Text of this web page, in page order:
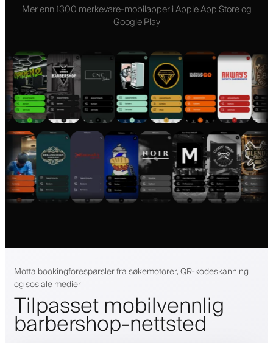
Mer enn 1300 merkevare-mobilapper i Apple App Store og
Google Play
Motta bookingforespørsler fra søkemotorer, QR-kodeskanning
og sosiale medier
Tilpasset mobilvennlig
barbershop-nettsted